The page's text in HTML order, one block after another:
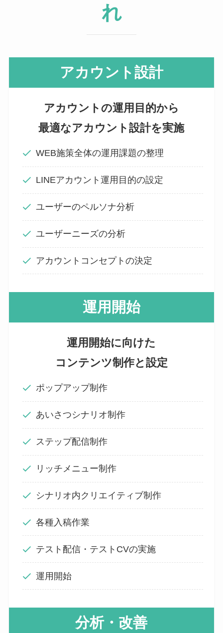
れ
アカウント設計
アカウントの運用目的から
最適なアカウント設計を実施
WEB施策全体の運用課題の整理
LINEアカウント運用目的の設定
ユーザーのペルソナ分析
ユーザーニーズの分析
アカウントコンセプトの決定
運用開始
運用開始に向けた
コンテンツ制作と設定
ポップアップ制作
あいさつシナリオ制作
ステップ配信制作
リッチメニュー制作
シナリオ内クリエイティブ制作
各種入稿作業
テスト配信・テストCVの実施
運用開始
分析・改善